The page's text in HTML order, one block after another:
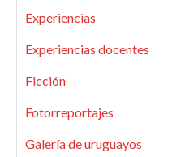
Experiencias
Experiencias docentes
Ficción
Fotorreportajes
Galería de uruguayos